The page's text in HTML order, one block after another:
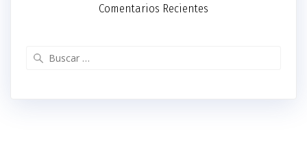
Comentarios Recientes